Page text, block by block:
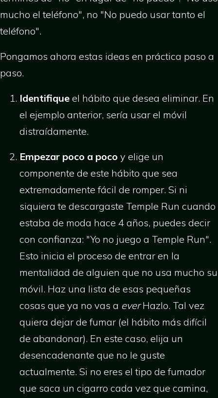
mucho el teléfono", no "No puedo usar tanto el
teléfono".
Pongamos ahora estas ideas en práctica paso a
paso.
Identifique el hábito que desea eliminar. En
el ejemplo anterior, sería usar el móvil
distraídamente.
Empezar poco a poco y elige un
componente de este hábito que sea
extremadamente fácil de romper. Si ni
siquiera te descargaste Temple Run cuando
estaba de moda hace 4 años, puedes decir
con confianza: "Yo no juego a Temple Run".
Esto inicia el proceso de entrar en la
mentalidad de alguien que no usa mucho su
móvil. Haz una lista de esas pequeñas
cosas que ya no vas a everHazlo. Tal vez
quiera dejar de fumar (el hábito más difícil
de abandonar). En este caso, elija un
desencadenante que no le guste
actualmente. Si no eres el tipo de fumador
que saca un cigarro cada vez que camina,